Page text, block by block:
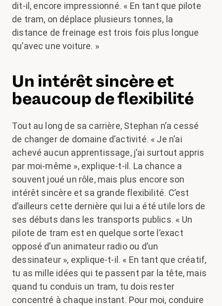
dit-il, encore impressionné. « En tant que pilote
de tram, on déplace plusieurs tonnes, la
distance de freinage est trois fois plus longue
qu’avec une voiture. »
Un intérêt sincère et
beaucoup de flexibilité
Tout au long de sa carrière, Stephan n’a cessé
de changer de domaine d’activité. « Je n’ai
achevé aucun apprentissage, j’ai surtout appris
par moi-même », explique-t-il. La chance a
souvent joué un rôle, mais plus encore son
intérêt sincère et sa grande flexibilité. C’est
d’ailleurs cette dernière qui lui a été utile lors de
ses débuts dans les transports publics. « Un
pilote de tram est en quelque sorte l’exact
opposé d’un animateur radio ou d’un
dessinateur », explique-t-il. « En tant que créatif,
tu as mille idées qui te passent par la tête, mais
quand tu conduis un tram, tu dois rester
concentré à chaque instant. Pour moi, conduire